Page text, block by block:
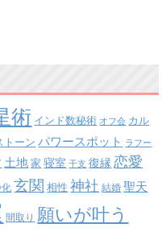
術 インド数秘術 オフ会 カル
トーン パワースポット ラフー
土地 家 寝室 干支 復縁 恋愛
化 玄関 相性 神社 結婚 聖天
間取り 願いが叶う